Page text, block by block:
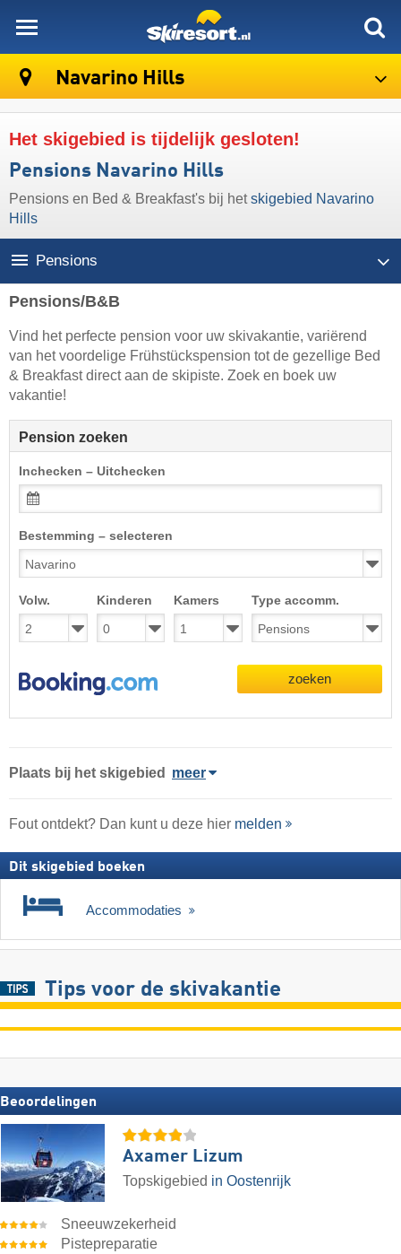
Navarino Hills
Het skigebied is tijdelijk gesloten!
Pensions Navarino Hills
Pensions en Bed & Breakfast's bij hetskigebied Navarino
Hills
Pensions
Pensions/B&B
Vind het perfecte pension voor uw skivakantie, variërend
van het voordelige Frühstückspension tot de gezellige Bed
& Breakfast direct aan de skipiste. Zoek en boek uw
vakantie!
Pension zoeken
Inchecken – Uitchecken
Bestemming – selecteren
Volw. Kinderen Kamers Type accomm.
zoeken
Plaats bij het skigebied meer
Fout ontdekt? Dan kunt u deze hier melden
Dit skigebied boeken
Accommodaties
Tips voor de skivakantie
Beoordelingen
Axamer Lizum
Topskigebied in Oostenrijk
Sneeuwzekerheid
Pistepreparatie